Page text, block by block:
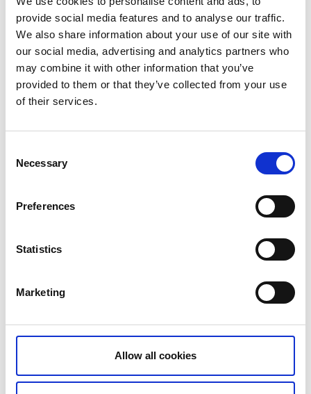
provide social media features and to analyse our traffic.
We also share information about your use of our site with
our social media, advertising and analytics partners who
may combine it with other information that you’ve
provided to them or that they’ve collected from your use
of their services.
Selection
Necessary
Preferences
Statistics
Marketing
Allow all cookies
Vacker natur och mysiga boenden
Längs leden passerar du många fina naturreservat,
bland annat Frälsegården, Baktrågen, Torpanäset,
Korpebobergs lövskogar och Fegens naturreservat.
att bo på en gård med levande lantbruk, i en stuga vid
en sjö eller på ett hotell mitt i småstadscentrum.
Hälsa på slottsspöket och lär dig blåsa glas